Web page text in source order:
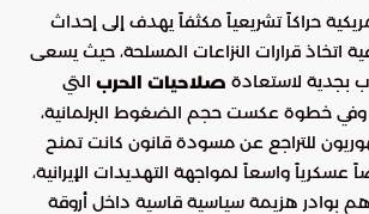
حراكاً تشريعياً مكثفاً يهدف إلى إحداث
اتخاذ قرارات النزاعات المسلحة، حيث يسعى
بجدية لاستعادة صلاحيات الحرب التي
وفي خطوة عكست حجم الضغوط البرلمانية،
للتراجع عن مسودة قانون كانت تمنح
عسكرياً واسعاً لمواجهة التهديدات الإيرانية،
بوادر هزيمة سياسية قاسية داخل أروقة